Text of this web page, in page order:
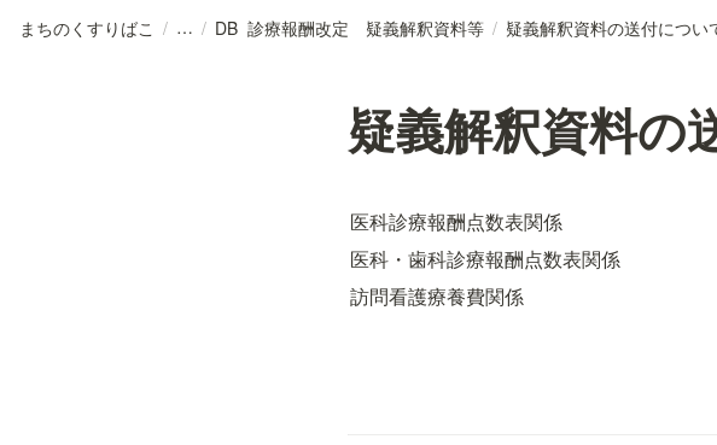
まちのくすりばこ / / DB_診療報酬改定 疑義解釈資料等 /
疑義解釈資料の
医科診療報酬点数表関係
医科・歯科診療報酬点数表関係
訪問看護療養費関係